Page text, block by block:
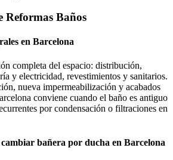
Reformas Baños
en Barcelona
completa del espacio: distribución,
y electricidad, revestimientos y sanitarios.
nueva impermeabilización y acabados
conviene cuando el baño es antiguo
por condensación o filtraciones en
bañera por ducha en Barcelona